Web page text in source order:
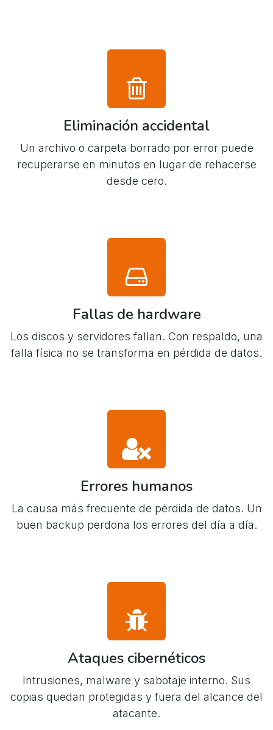
Eliminación accidental
Un archivo o carpeta borrado por error puede
recuperarse en minutos en lugar de rehacerse
desde cero.
Fallas de hardware
Los discos y servidores fallan. Con respaldo, una
falla física no se transforma en pérdida de datos.
Errores humanos
La causa más frecuente de pérdida de datos. Un
buen backup perdona los errores del día a día.
Ataques cibernéticos
Intrusiones, malware y sabotaje interno. Sus
copias quedan protegidas y fuera del alcance del
atacante.